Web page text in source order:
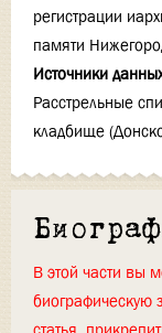
регистрации
памяти
Источники
Расстрельные
кладбище
В этой части вы
биографическую